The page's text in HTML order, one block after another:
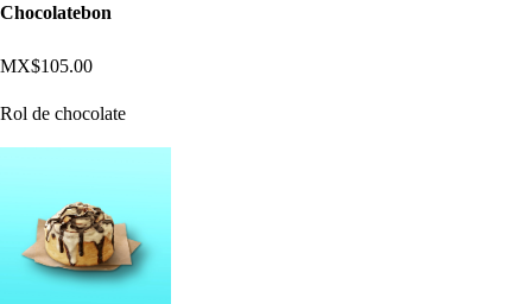
Chocolatebon
MX$105.00
Rol de chocolate